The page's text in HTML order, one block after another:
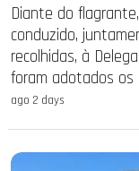
Diante do
conduzido,
recolhidas, à
foram adotados os
ago 2 days